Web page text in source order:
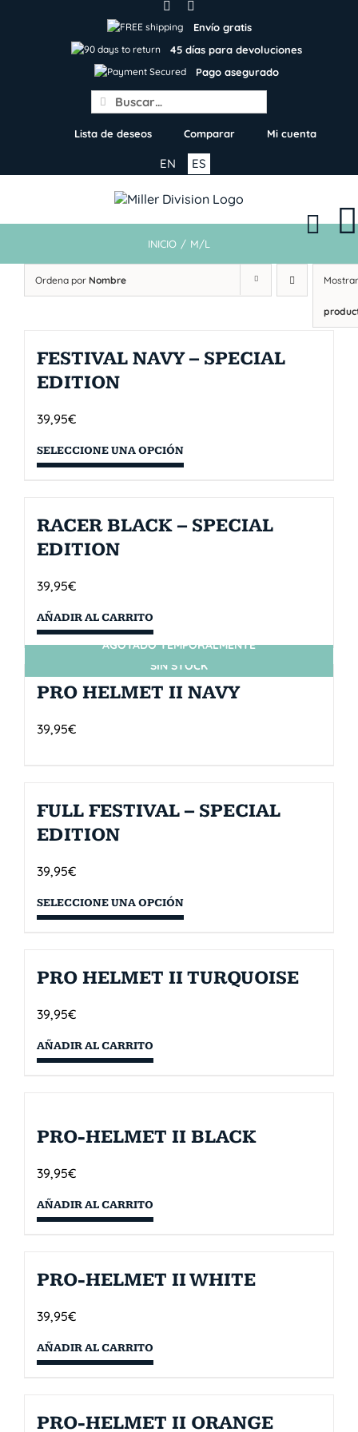
Envío gratis
45 días para devoluciones
Pago asegurado
Search
for:
Lista de deseos Comparar Mi cuenta
ES
EN
INICIO / M/L
Ordena por Nombre
FESTIVAL NAVY – SPECIAL
EDITION
39,95€
SELECCIONE UNA OPCIÓN
RACER BLACK – SPECIAL
EDITION
39,95€
AÑADIR AL CARRITO
SIN STOCK
AGOTADO TEMPORALMENTE
PRO HELMET II NAVY
39,95€
FULL FESTIVAL – SPECIAL
EDITION
39,95€
SELECCIONE UNA OPCIÓN
PRO HELMET II TURQUOISE
39,95€
AÑADIR AL CARRITO
PRO-HELMET II BLACK
39,95€
AÑADIR AL CARRITO
PRO-HELMET II WHITE
39,95€
AÑADIR AL CARRITO
PRO-HELMET II ORANGE